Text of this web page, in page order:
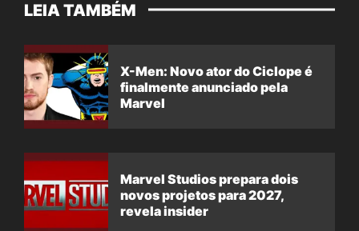
LEIA TAMBÉM
X-Men: Novo ator do Ciclope é
finalmente anunciado pela
Marvel
Marvel Studios prepara dois
novos projetos para 2027,
revela insider